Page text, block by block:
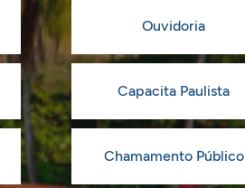
Ouvidoria
Capacita Paulista
Chamamento Público